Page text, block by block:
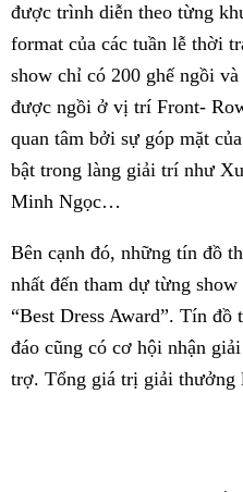
được trình diễn theo từng
format của các tuần lễ thời
show chỉ có 200 ghế ngồi
được ngồi ở vị trí Front-
quan tâm bởi sự góp mặt
bật trong làng giải trí như
Minh Ngọc…
Bên cạnh đó, những tín đồ
nhất đến tham dự từng
“Best Dress Award”. Tín
đáo cũng có cơ hội nhận
trợ. Tổng giá trị giải thưởng